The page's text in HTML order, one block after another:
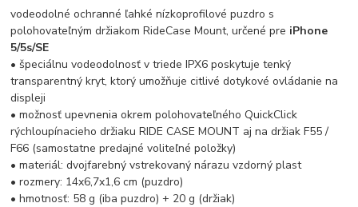
vodeodolné ochranné ľahké nízkoprofilové puzdro s
polohovateľným držiakom RideCase Mount, určené pre iPhone
5/5s/SE
• špeciálnu vodeodolnosť v triede IPX6 poskytuje tenký
transparentný kryt, ktorý umožňuje citlivé dotykové ovládanie na
displeji
• možnosť upevnenia okrem polohovateľného QuickClick
rýchloupínacieho držiaku RIDE CASE MOUNT aj na držiak F55 /
F66 (samostatne predajné voliteľné položky)
• materiál: dvojfarebný vstrekovaný nárazu vzdorný plast
• rozmery: 14x6,7x1,6 cm (puzdro)
• hmotnosť: 58 g (iba puzdro) + 20 g (držiak)